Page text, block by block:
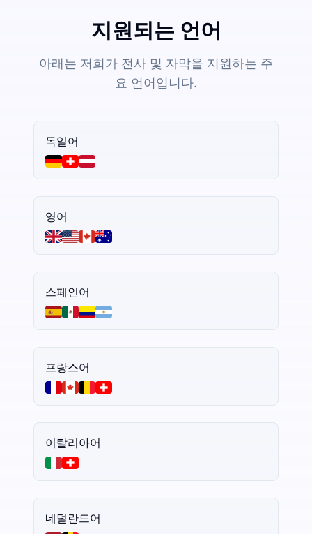
지원되는 언어
아래는 저희가 전사 및 자막을 지원하는 주
요 언어입니다.
독일어
영어
스페인어
프랑스어
이탈리아어
네덜란드어